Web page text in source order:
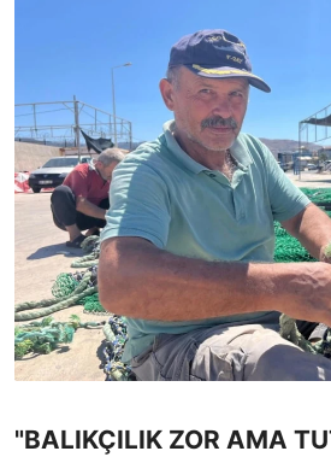
"BALIKÇILIK ZOR AMA